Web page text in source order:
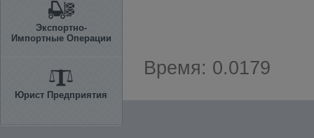
Экспортно-
Импортные Операции
Юрист Предприятия
Время: 0.0179